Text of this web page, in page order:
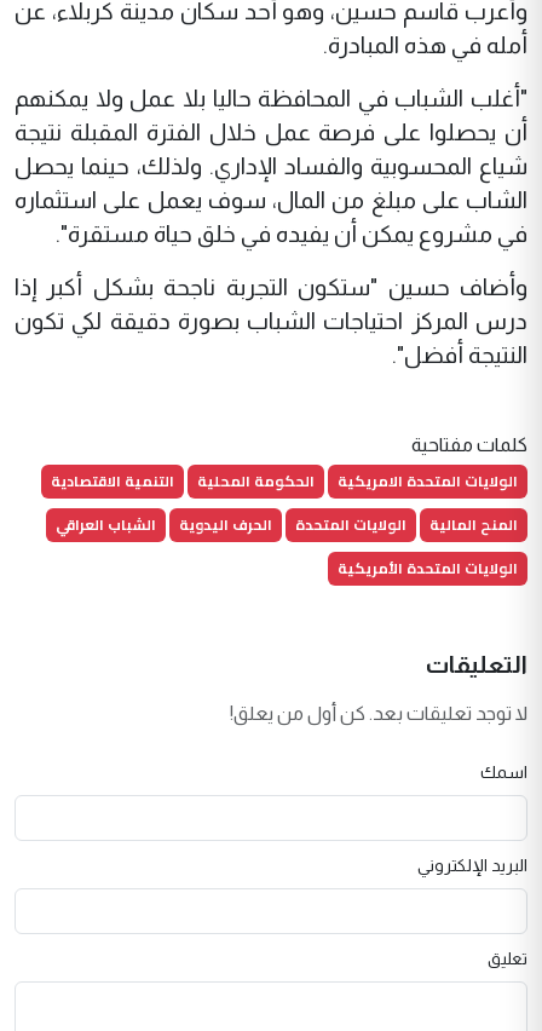
وأعرب قاسم حسين، وهو أحد سكان مدينة كربلاء، عن
أمله في هذه المبادرة.
"أغلب الشباب في المحافظة حاليا بلا عمل ولا يمكنهم
أن يحصلوا على فرصة عمل خلال الفترة المقبلة نتيجة
شياع المحسوبية والفساد الإداري. ولذلك، حينما يحصل
الشاب على مبلغ من المال، سوف يعمل على استثماره
في مشروع يمكن أن يفيده في خلق حياة مستقرة".
وأضاف حسين "ستكون التجربة ناجحة بشكل أكبر إذا
درس المركز احتياجات الشباب بصورة دقيقة لكي تكون
النتيجة أفضل".
كلمات مفتاحية
الولايات المتحدة الامريكية الحكومة المحلية
التنمية الاقتصادية
المنح المالية
الولايات المتحدة الحرف اليدوية
الشباب العراقي
الولايات المتحدة الأمريكية
التعليقات
لا توجد تعليقات بعد. كن أول من يعلق!
اسمك
البريد الإلكتروني
تعليق